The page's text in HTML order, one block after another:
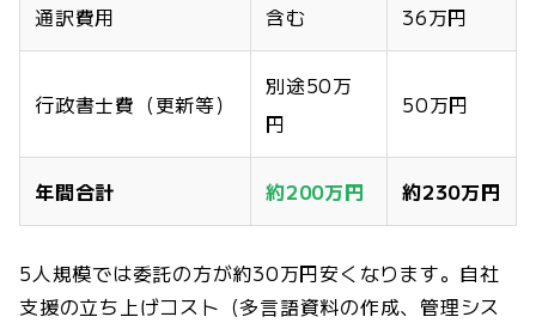
通訳費用 含む 36万円
行政書士費（更新等）
別途50万
円
50万円
年間合計 約200万円 約230万円
5人規模では委託の方が約30万円安くなります。自社
支援の立ち上げコスト（多言語資料の作成、管理シス